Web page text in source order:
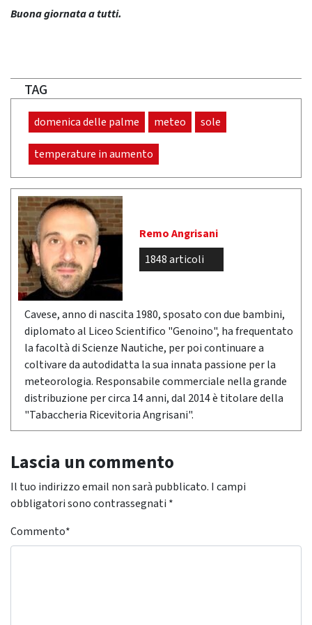
Buona giornata a tutti.
TAG
domenica delle palme meteo sole
temperature in aumento
Remo Angrisani
1848 articoli
Cavese, anno di nascita 1980, sposato con due bambini,
diplomato al Liceo Scientifico "Genoino", ha frequentato
la facoltà di Scienze Nautiche, per poi continuare a
coltivare da autodidatta la sua innata passione per la
meteorologia. Responsabile commerciale nella grande
distribuzione per circa 14 anni, dal 2014 è titolare della
"Tabaccheria Ricevitoria Angrisani".
Lascia un commento
Il tuo indirizzo email non sarà pubblicato. I campi
obbligatori sono contrassegnati *
Commento*